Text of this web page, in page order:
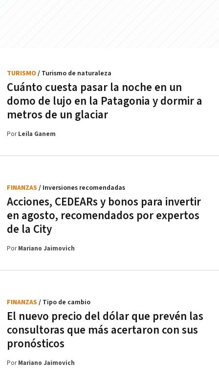
Cuánto cuesta pasar la noche en un
domo de lujo en la Patagonia y dormir a
metros de un glaciar
TURISMO / Turismo de naturaleza
PorLeila Ganem
Acciones, CEDEARs y bonos para invertir
en agosto, recomendados por expertos
de la City
FINANZAS / Inversiones recomendadas
PorMariano Jaimovich
El nuevo precio del dólar que prevén las
consultoras que más acertaron con sus
pronósticos
FINANZAS / Tipo de cambio
PorMariano Jaimovich